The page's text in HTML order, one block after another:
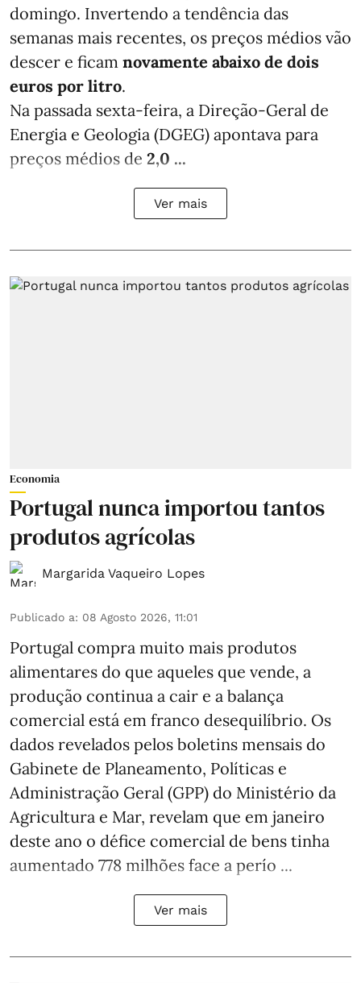
domingo. Invertendo a tendência das
semanas mais recentes, os preços médios vão
descer e ficam novamente abaixo de dois
euros por litro.
Na passada sexta-feira, a Direção-Geral de
Energia e Geologia (DGEG) apontava para
preços médios de 2,0 ...
Ver mais
Economia
Portugal nunca importou tantos
produtos agrícolas
Margarida Vaqueiro Lopes
Publicado a: 08 Agosto 2026, 11:01
Portugal compra muito mais produtos
alimentares do que aqueles que vende, a
produção continua a cair e a balança
comercial está em franco desequilíbrio. Os
dados revelados pelos boletins mensais do
Gabinete de Planeamento, Políticas e
Administração Geral (GPP) do Ministério da
Agricultura e Mar, revelam que em janeiro
deste ano o défice comercial de bens tinha
aumentado 778 milhões face a perío ...
Ver mais